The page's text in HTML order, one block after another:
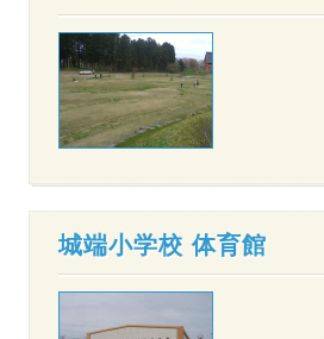
城端小学校 体育館